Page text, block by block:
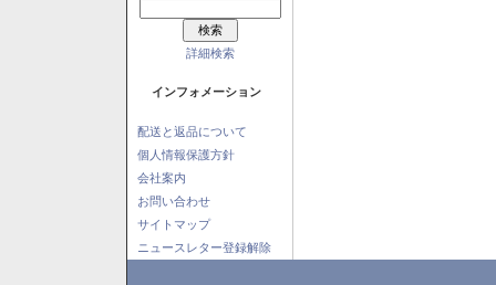
詳細検索
インフォメーション
配送と返品について
個人情報保護方針
会社案内
お問い合わせ
サイトマップ
ニュースレター登録解除